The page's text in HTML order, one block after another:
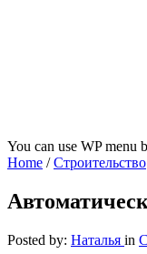
You can use WP menu
Home /Строительство
Posted by: Наталья in